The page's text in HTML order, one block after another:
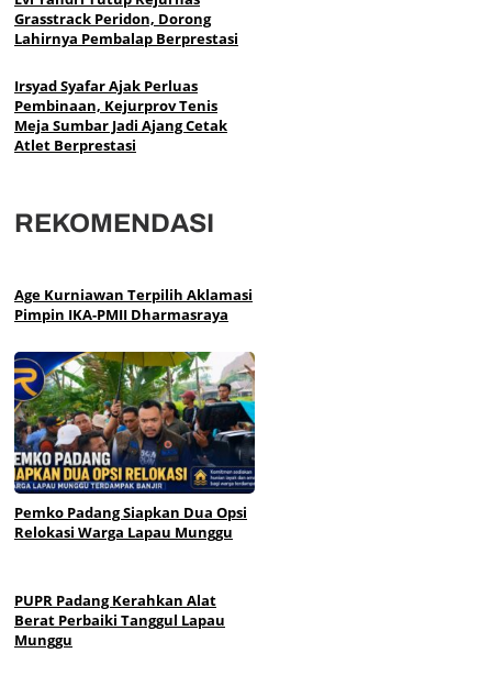
Grasstrack Peridon, Dorong
Lahirnya Pembalap Berprestasi
Irsyad Syafar Ajak Perluas
Pembinaan, Kejurprov Tenis
Meja Sumbar Jadi Ajang Cetak
Atlet Berprestasi
REKOMENDASI
Age Kurniawan Terpilih Aklamasi
Pimpin IKA-PMII Dharmasraya
Pemko Padang Siapkan Dua Opsi
Relokasi Warga Lapau Munggu
PUPR Padang Kerahkan Alat
Berat Perbaiki Tanggul Lapau
Munggu